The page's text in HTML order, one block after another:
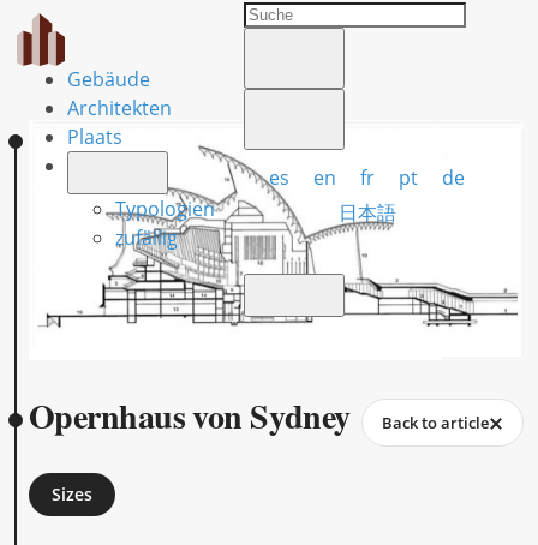
Gebäude
Architekten
Plaats
Typologien
zufällig
es en fr pt
de
日本語
Opernhaus von Sydney Back to article
Sizes